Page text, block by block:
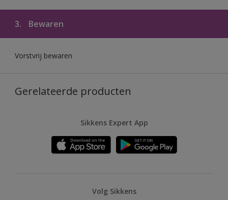
3. Bewaren
Vorstvrij bewaren
Gerelateerde producten
Sikkens Expert App
Volg Sikkens